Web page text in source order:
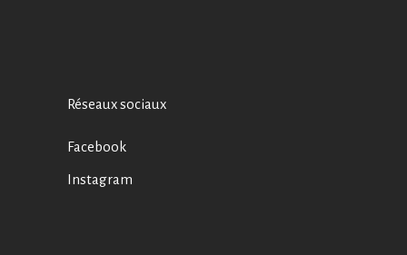
Réseaux sociaux
Facebook
Instagram